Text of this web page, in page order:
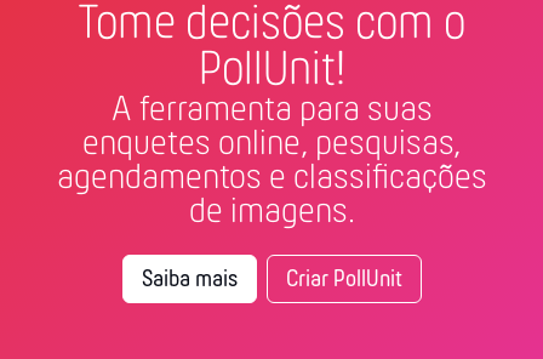
Tome decisões com o
PollUnit!
A ferramenta para suas
enquetes online, pesquisas,
agendamentos e classificações
de imagens.
Saiba mais Criar PollUnit